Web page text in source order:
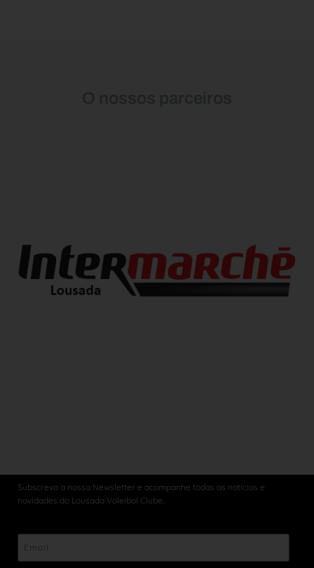
Subscreva a nossa Newsletter e acompanhe todas as notícias e
novidades do Lousada Voleibol Clube,